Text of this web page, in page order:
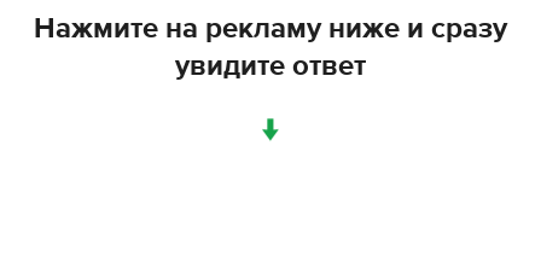
Нажмите на рекламу ниже и сразу
увидите ответ
↓